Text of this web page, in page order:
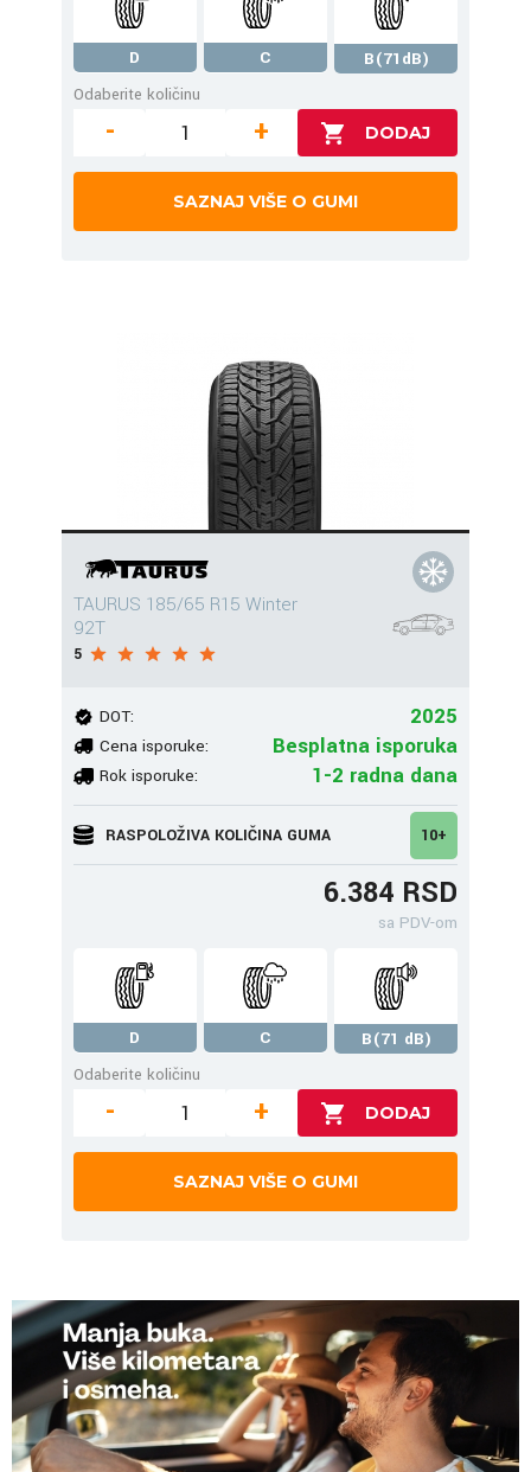
D C
B(71dB)
Odaberite količinu
- +
SAZNAJ VIŠE O GUMI
TAURUS 185/65 R15 Winter
92T
5
DOT: 2025
Cena isporuke: Besplatna isporuka
Rok isporuke: 1-2 radna dana
RASPOLOŽIVA KOLIČINA GUMA 10+
6.384 RSD
sa PDV-om
D C
B(71 dB)
Odaberite količinu
- +
SAZNAJ VIŠE O GUMI